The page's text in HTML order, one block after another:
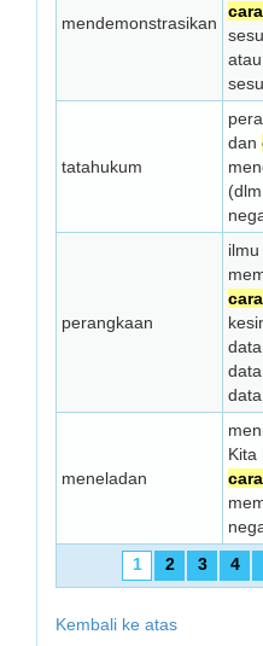
mendemonstrasikan
cara
tatahukum
dan
perangkaan
ilmu
cara
meneladan
Kita
cara
1 2 3 4
Kembali ke atas